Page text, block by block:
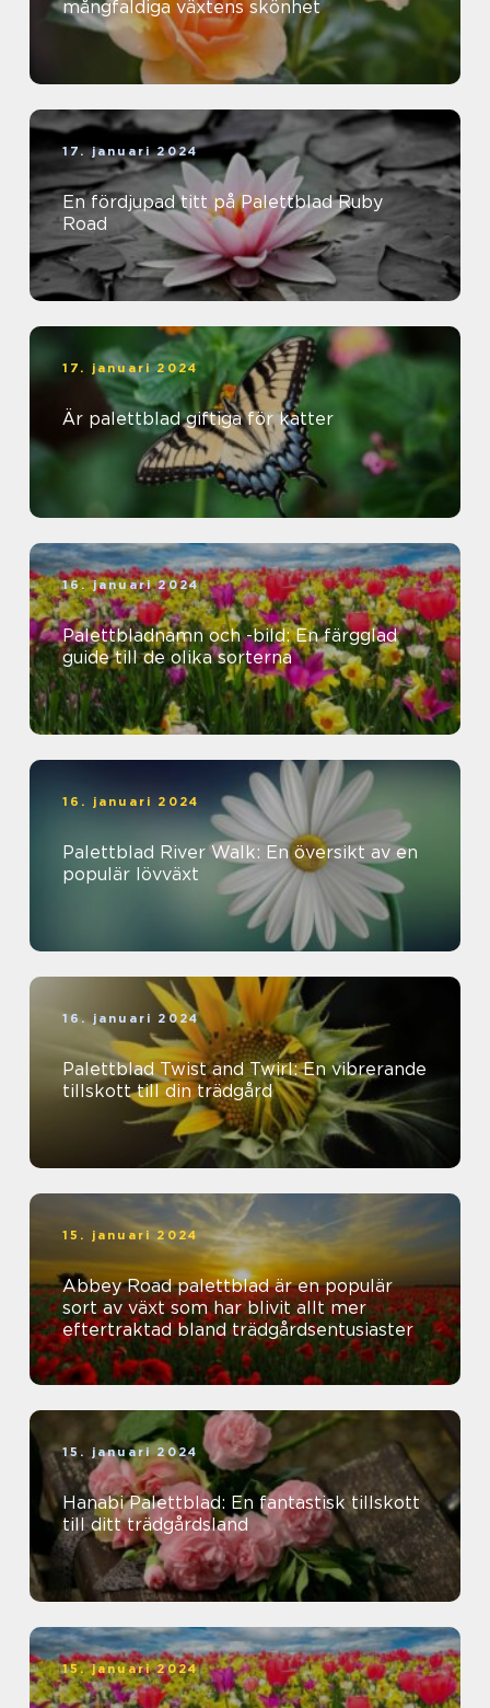
mångfaldiga växtens skönhet
17. januari 2024
En fördjupad titt på Palettblad Ruby
Road
17. januari 2024
Är palettblad giftiga för katter
16. januari 2024
Palettbladnamn och -bild: En färgglad
guide till de olika sorterna
16. januari 2024
Palettblad River Walk: En översikt av en
populär lövväxt
16. januari 2024
Palettblad Twist and Twirl: En vibrerande
tillskott till din trädgård
15. januari 2024
Abbey Road palettblad är en populär
sort av växt som har blivit allt mer
eftertraktad bland trädgårdsentusiaster
15. januari 2024
Hanabi Palettblad: En fantastisk tillskott
till ditt trädgårdsland
15. januari 2024